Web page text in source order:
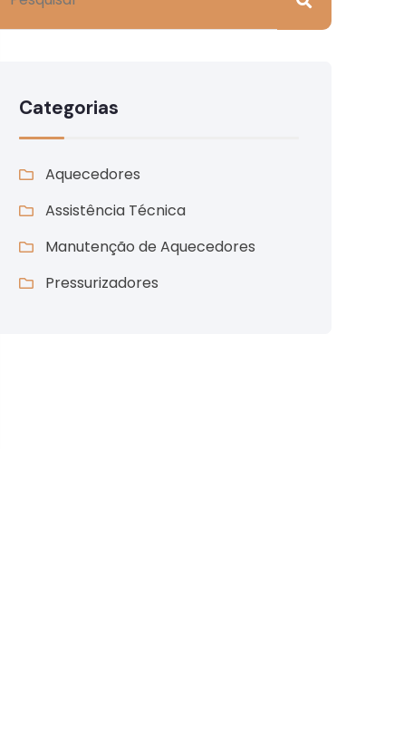
Categorias
Aquecedores
Assistência Técnica
Manutenção de Aquecedores
Pressurizadores